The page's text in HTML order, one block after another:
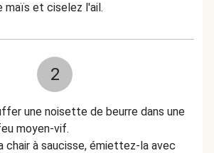
maïs et ciselez l'ail.
2
une noisette de beurre dans une
moyen-vif.
chair à saucisse, émiettez-la avec